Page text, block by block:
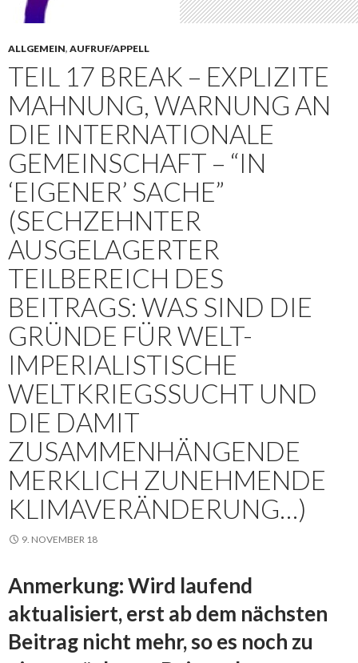
ALLGEMEIN, AUFRUF/APPELL
TEIL 17 BREAK – EXPLIZITE
MAHNUNG, WARNUNG AN
DIE INTERNATIONALE
GEMEINSCHAFT – “IN
‘EIGENER’ SACHE”
(SECHZEHNTER
AUSGELAGERTER
TEILBEREICH DES
BEITRAGS: WAS SIND DIE
GRÜNDE FÜR WELT-
IMPERIALISTISCHE
WELTKRIEGSSUCHT UND
DIE DAMIT
ZUSAMMENHÄNGENDE
MERKLICH ZUNEHMENDE
KLIMAVERÄNDERUNG…)
9. NOVEMBER 18
Anmerkung: Wird laufend
aktualisiert, erst ab dem nächsten
Beitrag nicht mehr, so es noch zu